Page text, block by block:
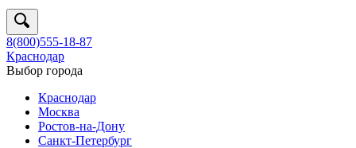
8(800)555-18-87
Краснодар
Выбор города
Краснодар
Москва
Ростов-на-Дону
Санкт-Петербург